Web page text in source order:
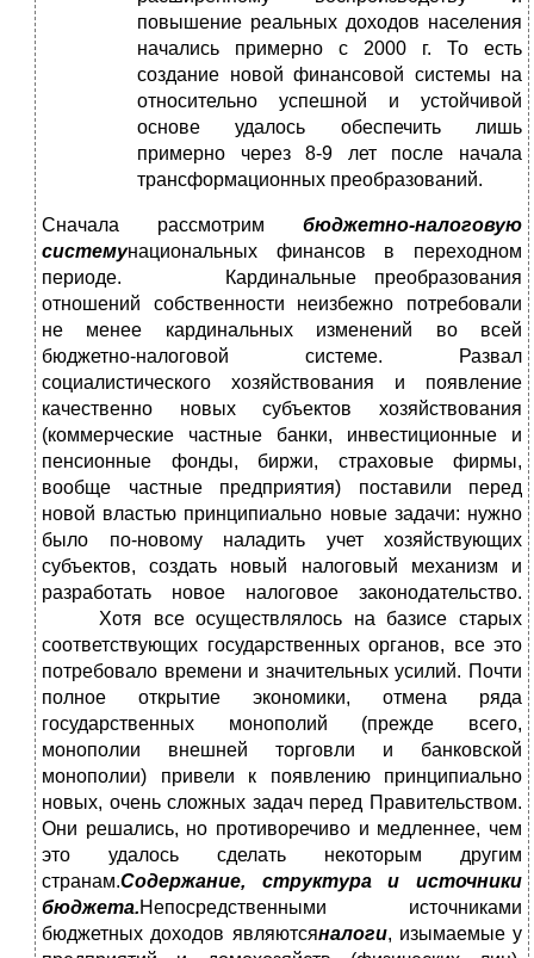
повышение реальных доходов населения
начались примерно с 2000 г. То есть
создание новой финансовой системы на
относительно успешной и устойчивой
основе удалось обеспечить лишь
примерно через 8-9 лет после начала
трансформационных преобразований.
Сначала рассмотрим бюджетно-налоговую
системунациональных финансов в переходном
периоде. Кардинальные преобразования
отношений собственности неизбежно потребовали
не менее кардинальных изменений во всей
бюджетно-налоговой системе. Развал
социалистического хозяйствования и появление
качественно новых субъектов хозяйствования
(коммерческие частные банки, инвестиционные и
пенсионные фонды, биржи, страховые фирмы,
вообще частные предприятия) поставили перед
новой властью принципиально новые задачи: нужно
было по-новому наладить учет хозяйствующих
субъектов, создать новый налоговый механизм и
разработать новое налоговое законодательство.
Хотя все осуществлялось на базисе старых
соответствующих государственных органов, все это
потребовало времени и значительных усилий. Почти
полное открытие экономики, отмена ряда
государственных монополий (прежде всего,
монополии внешней торговли и банковской
монополии) привели к появлению принципиально
новых, очень сложных задач перед Правительством.
Они решались, но противоречиво и медленнее, чем
это удалось сделать некоторым другим
странам.Содержание, структура и источники
бюджета.Непосредственными источниками
бюджетных доходов являютсяналоги, изымаемые у